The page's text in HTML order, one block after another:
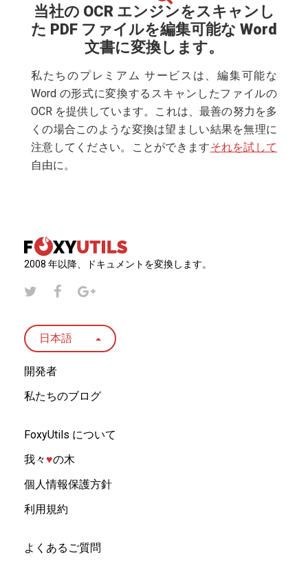
当社の OCR エンジンをスキャンし
た PDF ファイルを編集可能な Word
文書に変換します。
私たちのプレミアム サービスは、編集可能な
Word の形式に変換するスキャンしたファイルの
OCR を提供しています。これは、最善の努力を多
くの場合このような変換は望ましい結果を無理に
注意してください。ことができますそれを試して
自由に。
2008 年以降、ドキュメントを変換します。
日本語
開発者
私たちのブログ
FoxyUtils について
我々♥︎の木
個人情報保護方針
利用規約
よくあるご質問